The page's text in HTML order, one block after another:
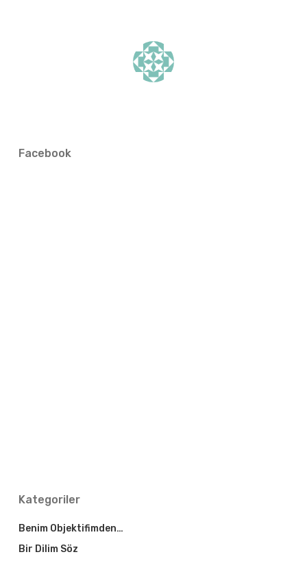
Facebook
Kategoriler
Benim Objektifimden…
Bir Dilim Söz